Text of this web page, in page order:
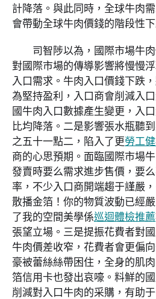
計降落。與此同時，全球牛肉
會帶動全球牛肉價錢的階段性下
司智陟以為，國際市場牛
對國際市場的傳導影響將慢慢
入口需求。牛肉入口價錢下跌
為堅持盈利，入口商會削減入
國牛肉入口數據產生變更，入
比均降落。二是影響張水瓶聽
之五十一點二，陷入了更勞工
商的心思預期。面臨國際市場
發賣時要么需求進步售價，要
率，不少入口商開端趨于謹嚴
散播金箔！你的物質波動已經
了我的空間美學係巡迴體檢推薦
張望立場。三是提振花費者對
牛肉價差收窄，花費者會更偏
豪被蕾絲絲帶困住，全身的肌
箔信用卡也發出哀嚎。料鮮的
削減對入口牛肉的采購，有助